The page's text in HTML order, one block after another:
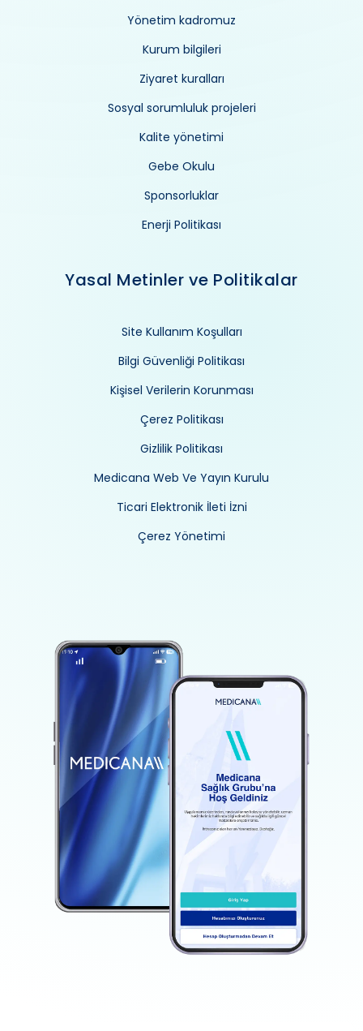
Yönetim kadromuz
Kurum bilgileri
Ziyaret kuralları
Sosyal sorumluluk projeleri
Kalite yönetimi
Gebe Okulu
Sponsorluklar
Enerji Politikası
Yasal Metinler ve Politikalar
Site Kullanım Koşulları
Bilgi Güvenliği Politikası
Kişisel Verilerin Korunması
Çerez Politikası
Gizlilik Politikası
Medicana Web Ve Yayın Kurulu
Ticari Elektronik İleti İzni
Çerez Yönetimi